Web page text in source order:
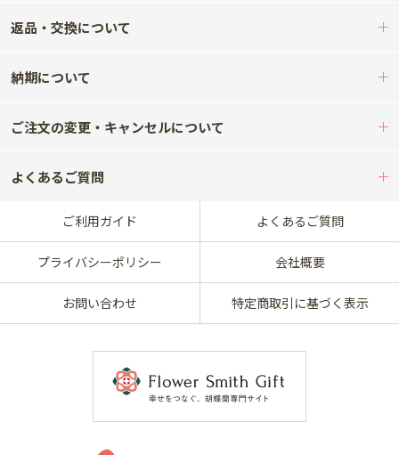
返品・交換について
納期について
ご注文の変更・キャンセルについて
よくあるご質問
ご利用ガイド よくあるご質問
プライバシーポリシー 会社概要
お問い合わせ 特定商取引に基づく表示